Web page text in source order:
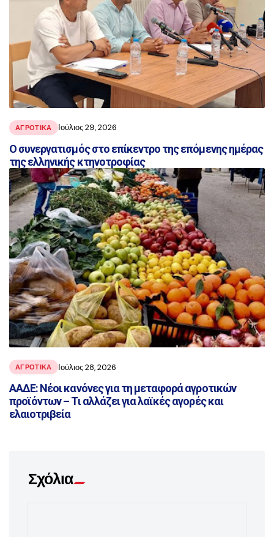
ΑΓΡΟΤΙΚΑ Ιούλιος 29, 2026
Ο συνεργατισμός στο επίκεντρο της επόμενης ημέρας
της ελληνικής κτηνοτροφίας
ΑΓΡΟΤΙΚΑ Ιούλιος 28, 2026
ΑΑΔΕ: Νέοι κανόνες για τη μεταφορά αγροτικών
προϊόντων – Τι αλλάζει για λαϊκές αγορές και
ελαιοτριβεία
Σχόλια